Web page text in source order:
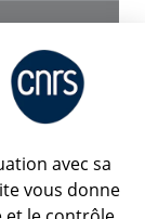
avec sa
vous donne